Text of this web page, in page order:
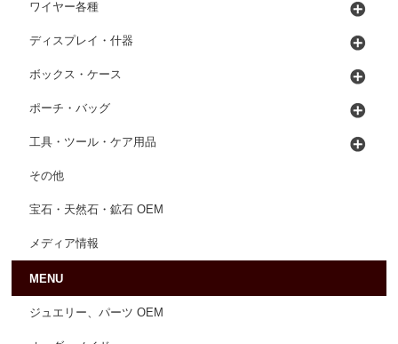
ワイヤー各種
ディスプレイ・什器
ボックス・ケース
ポーチ・バッグ
工具・ツール・ケア用品
その他
宝石・天然石・鉱石 OEM
メディア情報
MENU
ジュエリー、パーツ OEM